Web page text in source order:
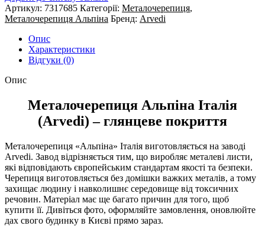
Артикул: 7317685 Категорії: Металочерепиця,
Металочерепиця Альпіна Бренд: Arvedi
Опис
Характеристики
Відгуки (0)
Опис
Металочерепиця Альпіна Італія
(Arvedi) – глянцеве покриття
Металочерепиця «Альпіна» Італія виготовляється на заводі
Arvedi. Завод відрізняється тим, що виробляє металеві листи,
які відповідають європейським стандартам якості та безпеки.
Черепиця виготовляється без домішки важких металів, а тому
захищає людину і навколишнє середовище від токсичних
речовин. Матеріал має ще багато причин для того, щоб
купити її. Дивіться фото, оформляйте замовлення, оновлюйте
дах свого будинку в Києві прямо зараз.